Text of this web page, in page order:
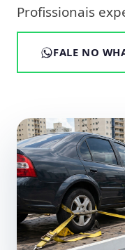
Profissionais
FALE NO